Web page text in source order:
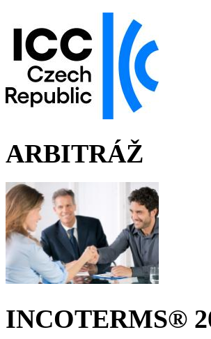
ARBITRÁŽ
INCOTERMS®